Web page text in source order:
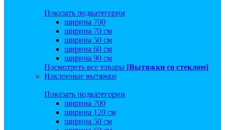
Показать подкатегории
ширина 700
ширина 70 см
ширина 50 см
ширина 60 см
ширина 90 см
Посмотреть все товары [Вытяжки со стеклом]
Наклонные вытяжки
Показать подкатегории
ширина 700
ширина 120 см
ширина 50 см